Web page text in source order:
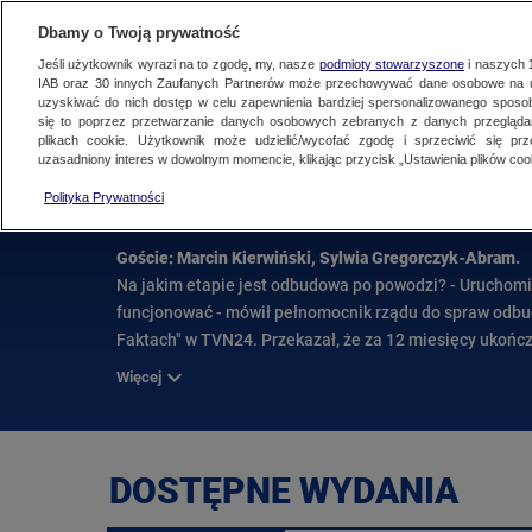
FAKTY PO FAKTACH
Wydanie z 7 kwietnia 2025 r.
Goście: Marcin Kierwiński, Sylwia Gregorczyk-Abram.
Na jakim etapie jest odbudowa po powodzi? -
funcjonować - mówił pełnomocnik rządu do spraw
Faktach" w TVN24. Przekazał, że za 12 miesięcy
również pytany o wypłaty dla powodzian. - Wszyscy
W dalszej części programu o nadużyciach wobec
Sylwia Gregorczyk-Abram (Inicjatywa "Wolne Sądy"). -
Więcej
DOSTĘPNE WYDANIA
Dbamy o Twoją prywatność
Jeśli użytkownik wyrazi na to zgodę, my, nasze podmioty stowarzyszonei naszych
IAB oraz 30innych Zaufanych Partnerów może przechowywać dane osobowe na
uzyskiwać do nich dostęp w celu zapewnienia bardziej spersonalizowanego
się to poprzez przetwarzanie danych osobowych zebranych z danych
plikach cookie. Użytkownik może udzielić/wycofać zgodę i sprzeciwić się
uzasadniony interes w dowolnym momencie, klikając przycisk „Ustawienia plików
Polityka Prywatności